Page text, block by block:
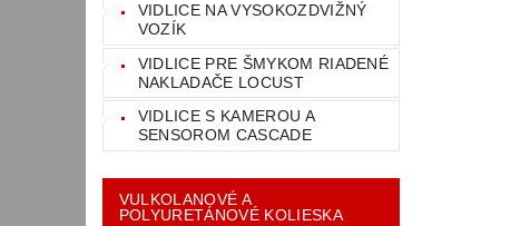
VIDLICE NA VYSOKOZDVIŽNÝ
VOZÍK
VIDLICE PRE ŠMYKOM RIADENÉ
NAKLADAČE LOCUST
VIDLICE S KAMEROU A
SENSOROM CASCADE
VULKOLANOVÉ A
POLYURETÁNOVÉ KOLIESKA